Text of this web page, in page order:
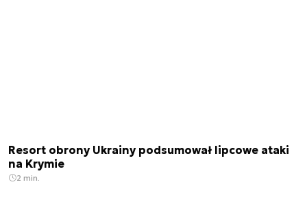
Resort obrony Ukrainy podsumował lipcowe ataki
na Krymie
2 min.